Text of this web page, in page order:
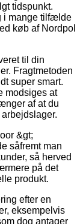
tidspunkt.
i mange tilfælde
køb af Nordpol
til din
Fragtmetoden
super smart.
modsiges at
af at du
&gt;
såfremt man
så herved
på det
produkt.
efter en
eksempelvis
dog antager